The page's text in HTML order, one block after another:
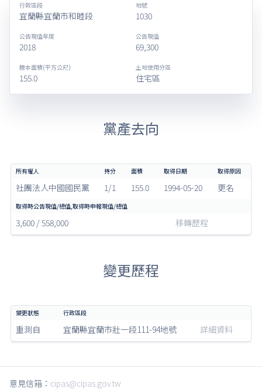
行政區段
宜蘭縣宜蘭市和睦段
地號
1030
公告現值年度
2018
公告現值
69,300
謄本面積(平方公尺)
155.0
土地使用分區
住宅區
黨產去向
社團法人中國國民黨 1/1 155.0 1994-05-20 更名
3,600 / 558,000 移轉歷程
變更歷程
重測自 宜蘭縣宜蘭市壯一段111-94地號 詳細資料
意見信箱： cipas@cipas.gov.tw